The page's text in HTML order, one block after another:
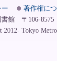
著作権に
書館 〒106-
2012- Tokyo